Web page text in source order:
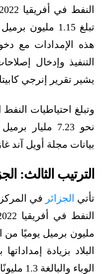
تبلغ 1.15
هذه الإمدادات مع
التنفيذ وإدخال
يشير تقرير إنرجي
وتبلغ احتياطيات النفط
نحو 7.23
بيانات مجلة أويل آند
الترتيب الثالث:
تأتي الجزائر في
مليون برميل يوميًا من
البلاد بزيادة
الوباء والبالغة 1.3 مليونًا.